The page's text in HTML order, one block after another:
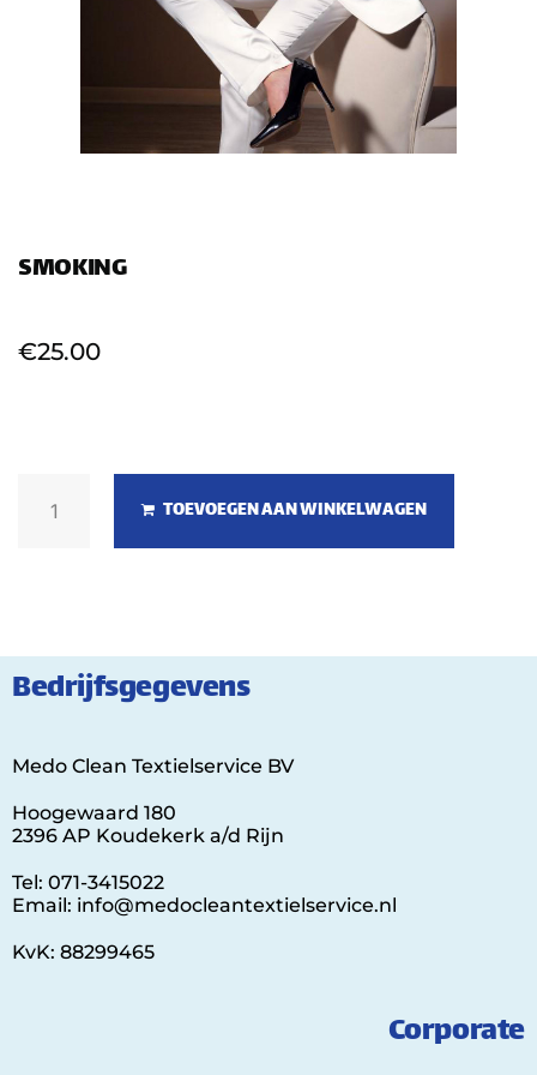
SMOKING
€25.00
TOEVOEGEN AAN WINKELWAGEN
Bedrijfsgegevens
Medo Clean Textielservice BV
Hoogewaard 180
2396 AP Koudekerk a/d Rijn
Tel: 071-3415022
Email: info@medocleantextielservice.nl
KvK: 88299465
Corporate